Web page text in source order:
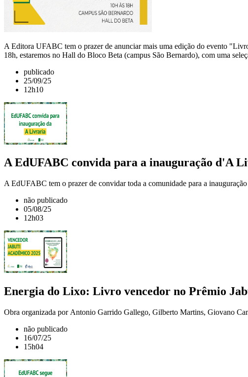
A Editora UFABC tem o prazer de anunciar mais uma edição do evento
18h, estaremos no Hall do Bloco Beta (campus São Bernardo), com uma
publicado
25/09/25
12h10
A EdUFABC convida para a inauguração d'A
A EdUFABC tem o prazer de convidar toda a comunidade para a
não publicado
05/08/25
12h03
Energia do Lixo: Livro vencedor no Prêmio
Obra organizada por Antonio Garrido Gallego, Gilberto Martins, Giovano
não publicado
16/07/25
15h04